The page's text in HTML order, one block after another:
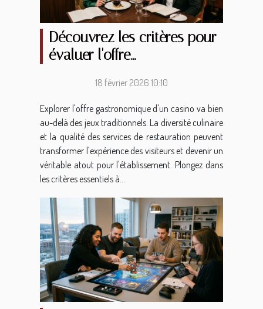
Découvrez les critères pour
évaluer l'offre
18 février 2026 10:10
Explorer l'offre gastronomique d'un casino va bien
au-delà des jeux traditionnels. La diversité culinaire
et la qualité des services de restauration peuvent
transformer l'expérience des visiteurs et devenir un
véritable atout pour l'établissement. Plongez dans
les critères essentiels à...